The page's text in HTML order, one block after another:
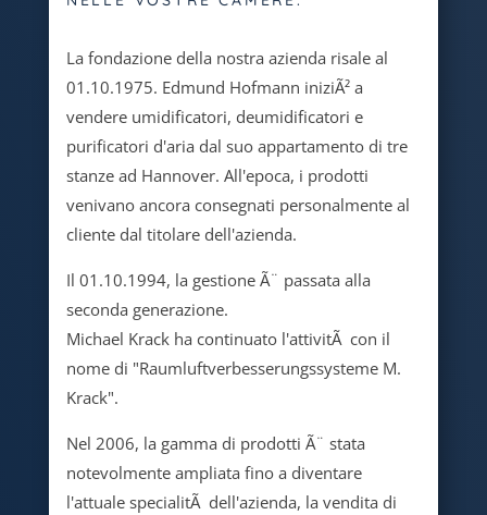
La fondazione della nostra azienda risale al
01.10.1975. Edmund Hofmann iniziÃ² a
vendere umidificatori, deumidificatori e
purificatori d'aria dal suo appartamento di tre
stanze ad Hannover. All'epoca, i prodotti
venivano ancora consegnati personalmente al
cliente dal titolare dell'azienda.
Il 01.10.1994, la gestione Ã¨ passata alla
seconda generazione.
Michael Krack ha continuato l'attivitÃ con il
nome di "Raumluftverbesserungssysteme M.
Krack".
Nel 2006, la gamma di prodotti Ã¨ stata
notevolmente ampliata fino a diventare
l'attuale specialitÃ dell'azienda, la vendita di